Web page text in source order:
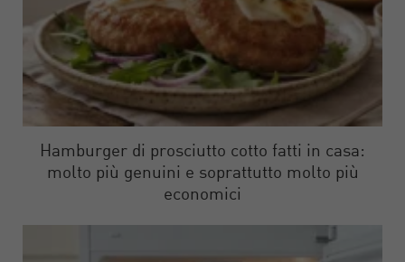
Hamburger di prosciutto cotto fatti in casa:
molto più genuini e soprattutto molto più
economici